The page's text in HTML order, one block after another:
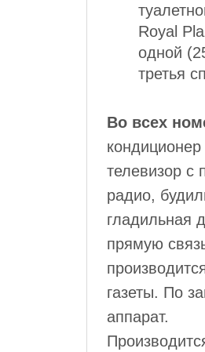
Royal
одной
третья
Во всех
телевизор с
радио,
гладильная
прямую
газеты. По
аппарат.